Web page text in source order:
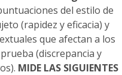
del estilo de
(rapidez y eficacia) y
que afectan a los
(discrepancia y
MIDE LAS SIGUIENTES